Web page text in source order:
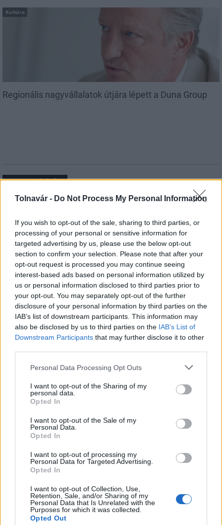
Tolnavár - Do Not Process My Personal Information
If you wish to opt-out of the sale, sharing to third parties, or
processing of your personal or sensitive information for
targeted advertising by us, please use the below opt-out
section to confirm your selection. Please note that after your
opt-out request is processed you may continue seeing
interest-based ads based on personal information utilized by
us or personal information disclosed to third parties prior to
your opt-out. You may separately opt-out of the further
disclosure of your personal information by third parties on the
IAB’s list of downstream participants. This information may
also be disclosed by us to third parties on the IAB’s List of
Downstream Participants that may further disclose it to other
Please note that this website/app uses one or more Google
not limited to your visit or usage behaviour. You may click to
grant or deny consent to Google and its third-party tags to
use your data for below specified purposes in below Google
consent section.
Personal Data Processing Opt Outs
I want to opt-out of the Sharing of my
personal data.
Opted In
I want to opt-out of the Sale of my
Personal Data.
Opted In
I want to opt-out of processing my
Personal Data for Targeted Advertising.
Opted In
I want to opt-out of Collection, Use,
Retention, Sale, and/or Sharing of my
Personal Data that Is Unrelated with the
Purposes for which it was collected.
Opted Out
Kultúra
Regionális nagyvállalatok útjára lépett a Duna Group
MAGYAR ÉPÍTŐK
útfelújítás Pestszentlőrinc XVIII. kerület Profunda Bau
Szinte teljes hosszában megújítják a Lakatos úti
lakótelep legfontosabb utcáját
amelynek komplex burkolatmegújításáért felel a Profunda Bau.
Új vízáteresztő burkolatú parkolók
épülnek Zuglóban – helyben tartják a